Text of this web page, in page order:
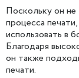
Поскольку он не
процесса
использовать в
Благодаря
он также
печати.